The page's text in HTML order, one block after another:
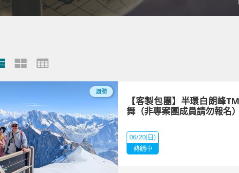
團體
【客製包團】半環白朗峰
舞（非專案團成員請勿報名）
06/20(日)
熱銷中